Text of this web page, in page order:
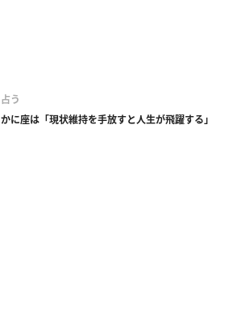
占う
かに座は「現状維持を手放すと人生が飛躍する」